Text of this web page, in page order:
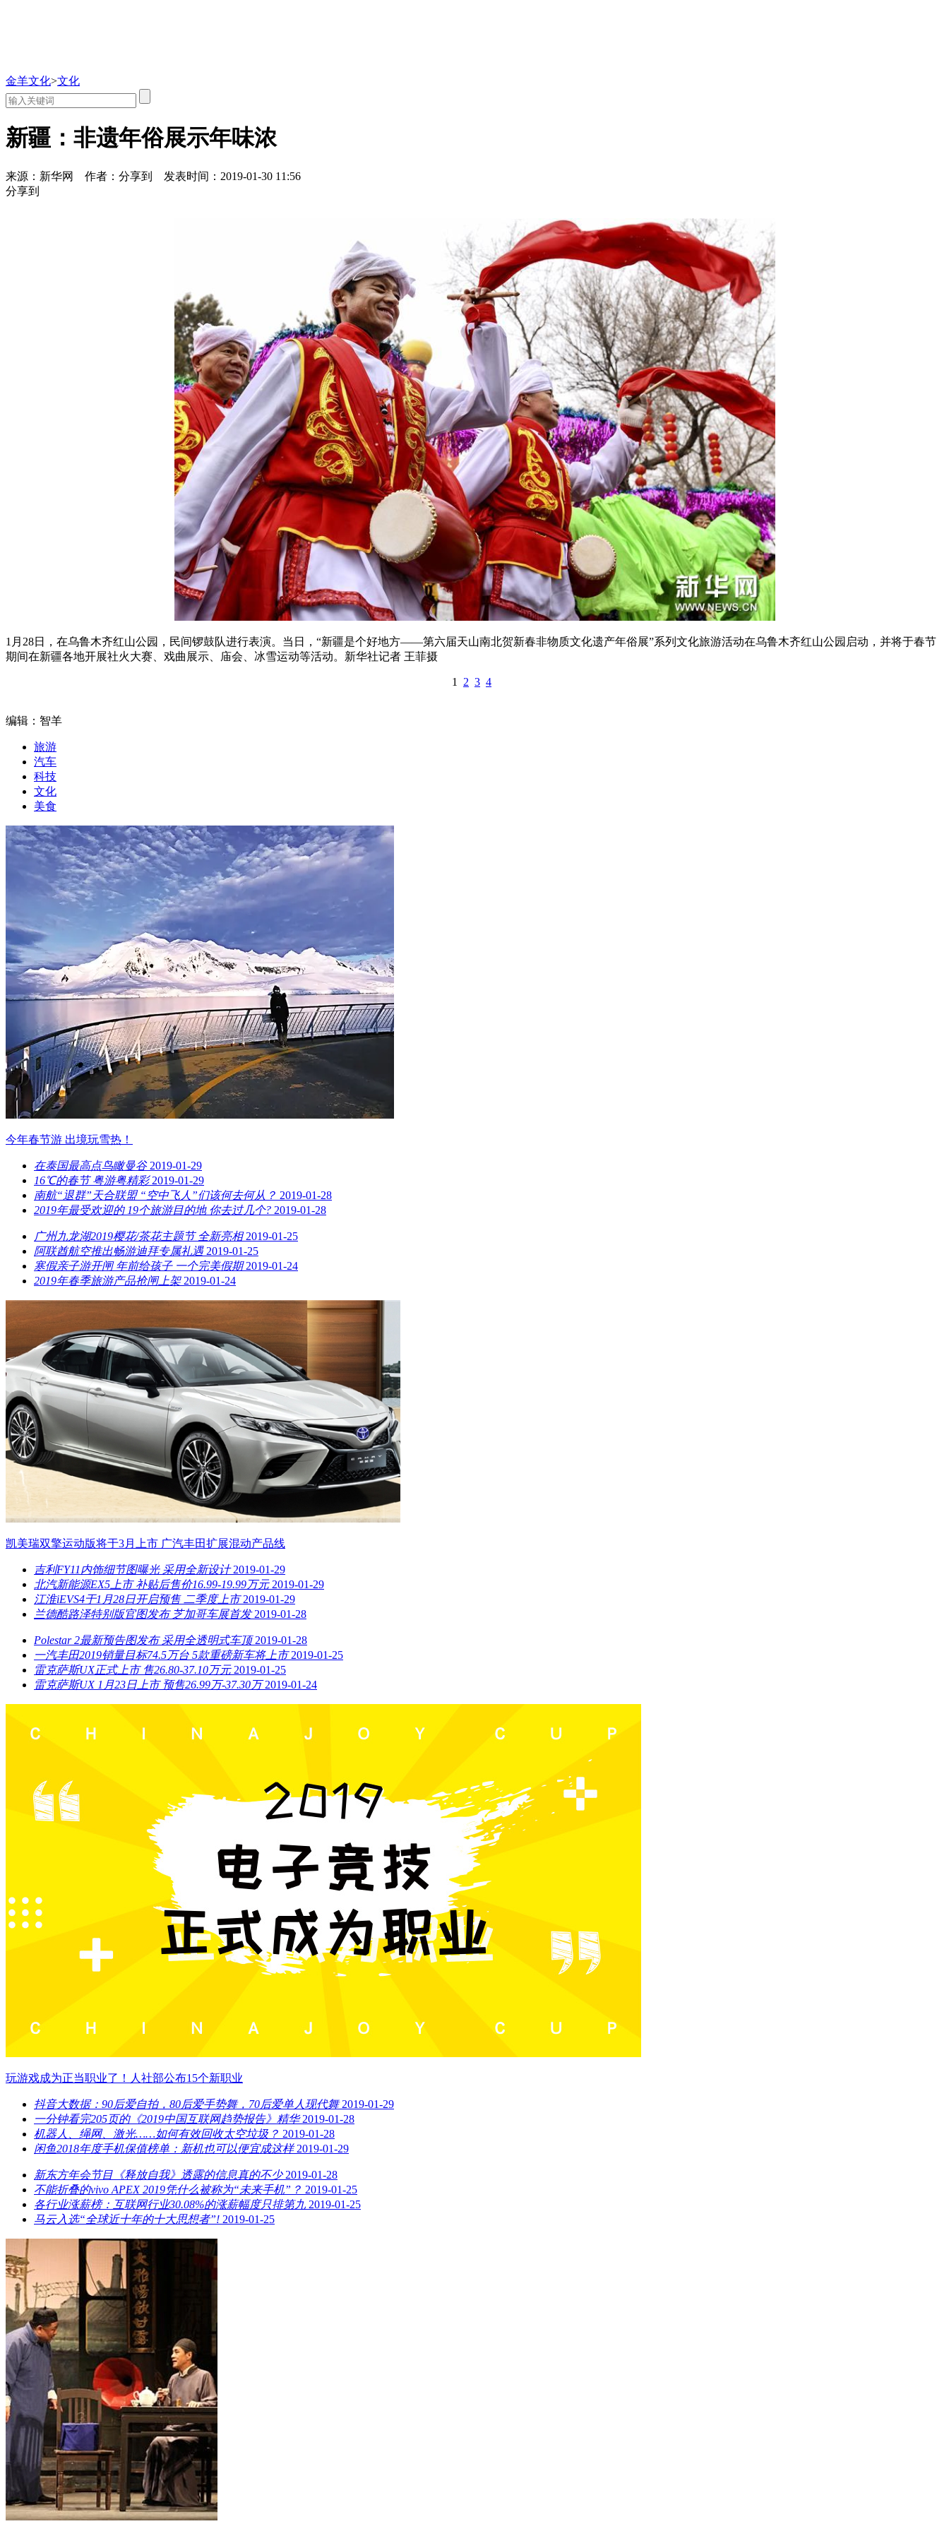
金羊文化>文化
新疆：非遗年俗展示年味浓
来源：新华网 作者：分享到
发表时间：2019-01-30 11:56
分享到
1月28日，在乌鲁木齐红山公园，民间锣鼓队进行表演。当日，“新疆是个好地方——第六届天山南北贺新春非物质文化遗产年俗展”系列文化旅游活动在乌鲁木齐红山公园启动，并将于春节
期间在新疆各地开展社火大赛、戏曲展示、庙会、冰雪运动等活动。新华社记者 王菲摄
1 2 3 4
编辑：智羊
旅游
汽车
科技
文化
美食
今年春节游 出境玩雪热！
在泰国最高点鸟瞰曼谷 2019-01-29
16℃的春节 粤游粤精彩 2019-01-29
南航“退群”天合联盟 “空中飞人”们该何去何从？ 2019-01-28
2019年最受欢迎的 19个旅游目的地 你去过几个? 2019-01-28
广州九龙湖2019樱花/茶花主题节 全新亮相 2019-01-25
阿联酋航空推出畅游迪拜专属礼遇 2019-01-25
寒假亲子游开闸 年前给孩子 一个完美假期 2019-01-24
2019年春季旅游产品抢闸上架 2019-01-24
凯美瑞双擎运动版将于3月上市 广汽丰田扩展混动产品线
吉利FY11内饰细节图曝光 采用全新设计 2019-01-29
北汽新能源EX5上市 补贴后售价16.99-19.99万元 2019-01-29
江淮iEVS4于1月28日开启预售 二季度上市 2019-01-29
兰德酷路泽特别版官图发布 芝加哥车展首发 2019-01-28
Polestar 2最新预告图发布 采用全透明式车顶 2019-01-28
一汽丰田2019销量目标74.5万台 5款重磅新车将上市2019-01-25
雷克萨斯UX正式上市 售26.80-37.10万元 2019-01-25
雷克萨斯UX 1月23日上市 预售26.99万-37.30万2019-01-24
玩游戏成为正当职业了！人社部公布15个新职业
抖音大数据：90后爱自拍，80后爱手势舞，70后爱单人现代舞 2019-01-29
一分钟看完205页的《2019中国互联网趋势报告》精华 2019-01-28
机器人、绳网、激光……如何有效回收太空垃圾？ 2019-01-28
闲鱼2018年度手机保值榜单：新机也可以便宜成这样 2019-01-29
新东方年会节目《释放自我》透露的信息真的不少 2019-01-28
不能折叠的vivo APEX 2019凭什么被称为“未来手机”？ 2019-01-25
​各行业涨薪榜：互联网行业30.08%的涨薪幅度只排第九 2019-01-25
马云入选“全球近十年的十大思想者”! 2019-01-25